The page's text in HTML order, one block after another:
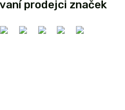
prodejci značek